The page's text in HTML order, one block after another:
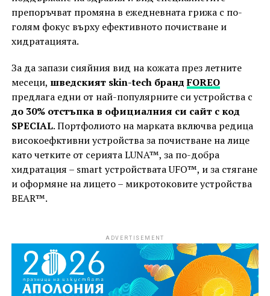
препоръчват промяна в ежедневната грижа с по-
голям фокус върху ефективното почистване и
хидратацията.
За да запази сияйния вид на кожата през летните
месеци, шведският skin-tech брандFOREO
предлага едни от най-популярните си устройства с
до 30% отстъпка в официалния си сайт с код
SPECIAL. Портфолиото на марката включва редица
високоефктивни устройства за почистване на лице
като четките от серията LUNA™, за по-добра
хидратация – smart устройствaта UFO™, и за стягане
и оформяне на лицето – микротоковите устройства
BEAR™.
ADVERTISEMENT